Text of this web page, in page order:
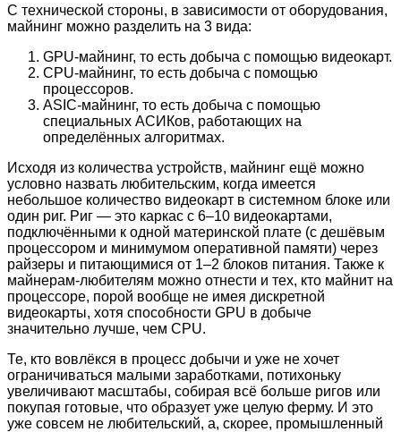
С технической стороны, в зависимости от оборудования,
майнинг можно разделить на 3 вида:
GPU-майнинг, то есть добыча с помощью видеокарт.
CPU-майнинг, то есть добыча с помощью
процессоров.
ASIC-майнинг, то есть добыча с помощью
специальных АСИКов, работающих на
определённых алгоритмах.
Исходя из количества устройств, майнинг ещё можно
условно назвать любительским, когда имеется
небольшое количество видеокарт в системном блоке или
один риг. Риг — это каркас с 6–10 видеокартами,
подключёнными к одной материнской плате (с дешёвым
процессором и минимумом оперативной памяти) через
райзеры и питающимися от 1–2 блоков питания. Также к
майнерам-любителям можно отнести и тех, кто майнит на
процессоре, порой вообще не имея дискретной
видеокарты, хотя способности GPU в добыче
значительно лучше, чем CPU.
Те, кто вовлёкся в процесс добычи и уже не хочет
ограничиваться малыми заработками, потихоньку
увеличивают масштабы, собирая всё больше ригов или
покупая готовые, что образует уже целую ферму. И это
уже совсем не любительский, а, скорее, промышленный